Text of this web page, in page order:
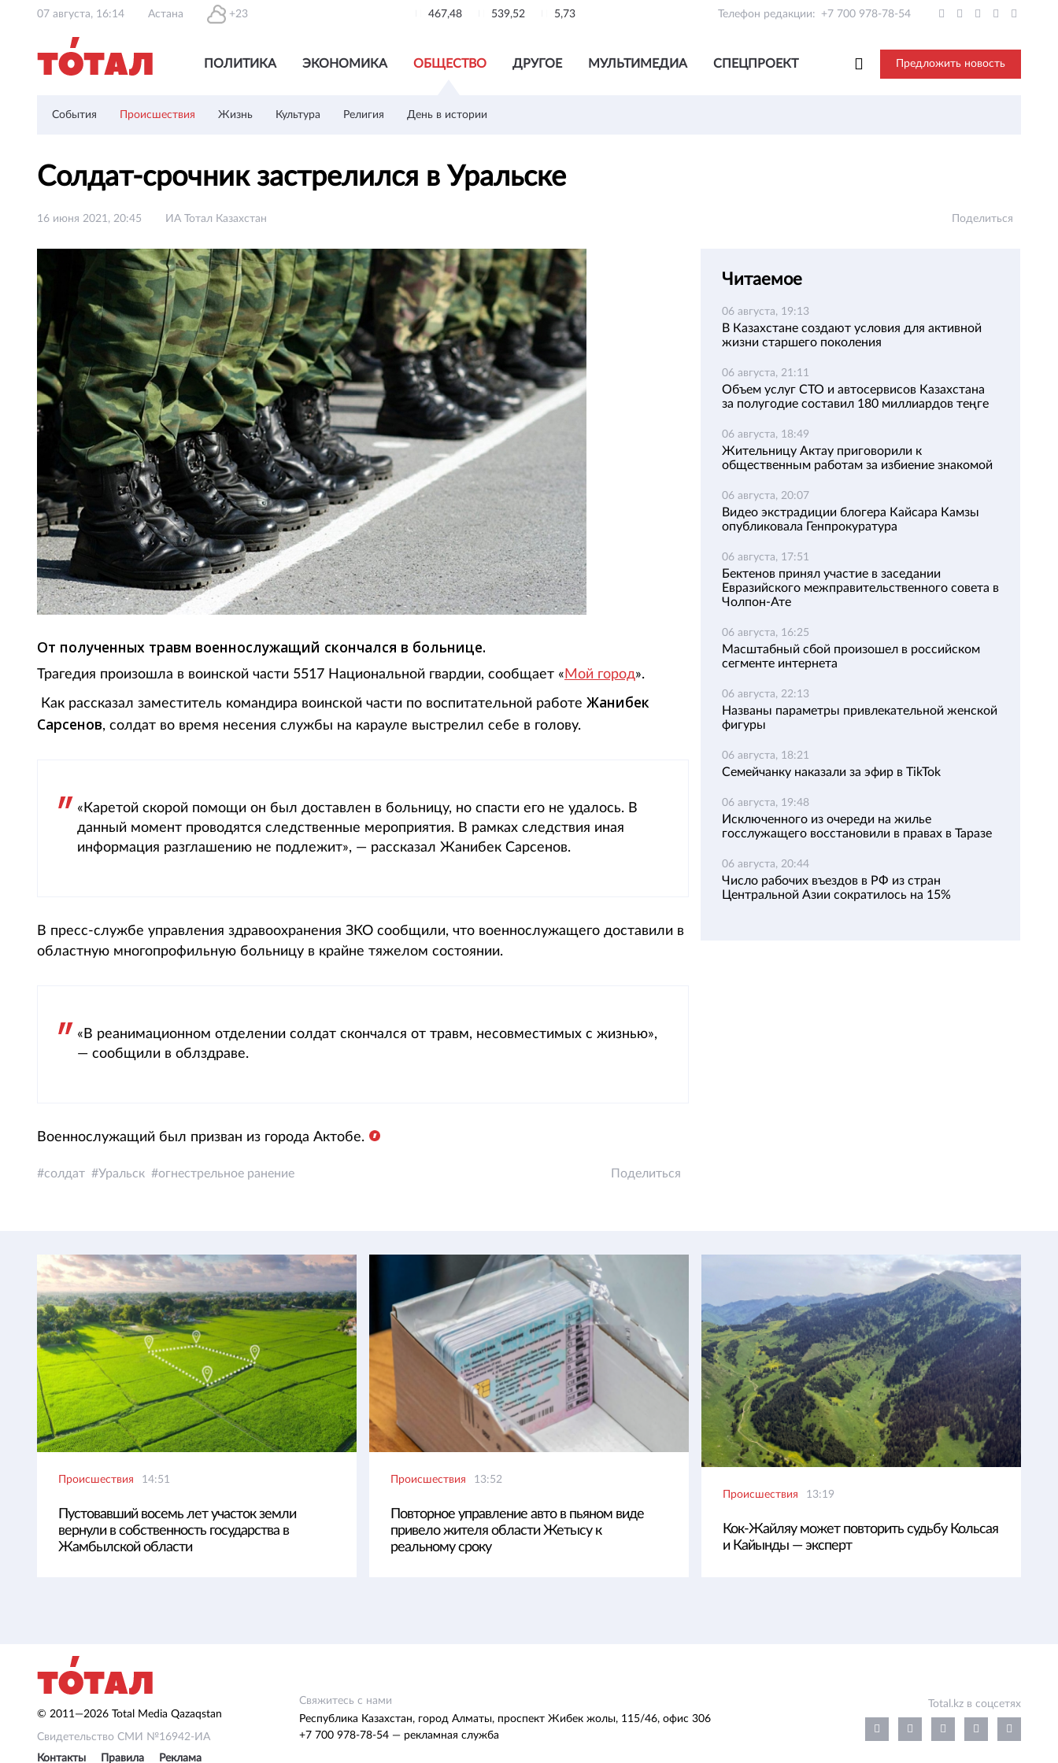
07 августа, 16:14 Астана +23 467,48 539,52 5,73 Телефон редакции: +7 700 978-78-54
ПОЛИТИКА ЭКОНОМИКА ОБЩЕСТВО ДРУГОЕ МУЛЬТИМЕДИА СПЕЦПРОЕКТ Предложить новость
События Происшествия Жизнь Культура Религия День в истории
Солдат-срочник застрелился в Уральске
16 июня 2021, 20:45 ИА Тотал Казахстан Поделиться
От полученных травм военнослужащий скончался в больнице.
Трагедия произошла в воинской части 5517 Национальной гвардии, сообщает « Мой город».
Как рассказал заместитель командира воинской части по воспитательной работе Жанибек
Сарсенов, солдат во время несения службы на карауле выстрелил себе в голову.
«Каретой скорой помощи он был доставлен в больницу, но спасти его не удалось. В
данный момент проводятся следственные мероприятия. В рамках следствия иная
информация разглашению не подлежит», — рассказал Жанибек Сарсенов.
В пресс-службе управления здравоохранения ЗКО сообщили, что военнослужащего доставили в
областную многопрофильную больницу в крайне тяжелом состоянии.
«В реанимационном отделении солдат скончался от травм, несовместимых с жизнью»,
— сообщили в облздраве.
Военнослужащий был призван из города Актобе.
солдат Уральск огнестрельное ранение Поделиться
Читаемое
06 августа, 19:13
В Казахстане создают условия для активной
жизни старшего поколения
06 августа, 21:11
Объем услуг СТО и автосервисов Казахстана
за полугодие составил 180 миллиардов теңге
06 августа, 18:49
Жительницу Актау приговорили к
общественным работам за избиение знакомой
06 августа, 20:07
Видео экстрадиции блогера Кайсара Камзы
опубликовала Генпрокуратура
06 августа, 17:51
Бектенов принял участие в заседании
Евразийского межправительственного совета в
Чолпон-Ате
06 августа, 16:25
Масштабный сбой произошел в российском
сегменте интернета
06 августа, 22:13
Названы параметры привлекательной женской
фигуры
06 августа, 18:21
Семейчанку наказали за эфир в TikTok
06 августа, 19:48
Исключенного из очереди на жилье
госслужащего восстановили в правах в Таразе
06 августа, 20:44
Число рабочих въездов в РФ из стран
Центральной Азии сократилось на 15%
Происшествия 14:51
Пустовавший восемь лет участок земли
вернули в собственность государства в
Жамбылской области
Происшествия 13:52
Повторное управление авто в пьяном виде
привело жителя области Жетысу к
реальному сроку
Происшествия 13:19
Кок-Жайляу может повторить судьбу Кольсая
и Кайынды — эксперт
© 2011—2026 Total Media Qazaqstan
Свидетельство СМИ №16942-ИА
Контакты
Правила Реклама
Свяжитесь с нами
Республика Казахстан, город Алматы, проспект Жибек жолы, 115/46, офис 306
+7 700 978-78-54 — рекламная служба
Total.kz в соцсетях